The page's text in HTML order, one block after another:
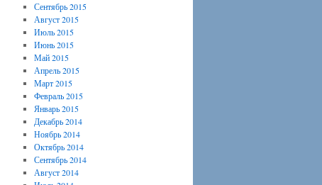
Сентябрь 2015
Август 2015
Июль 2015
Июнь 2015
Май 2015
Апрель 2015
Март 2015
Февраль 2015
Январь 2015
Декабрь 2014
Ноябрь 2014
Октябрь 2014
Сентябрь 2014
Август 2014